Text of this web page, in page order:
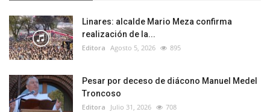
Linares: alcalde Mario Meza confirma
realización de la...
Editora Agosto 5, 2026 895
Pesar por deceso de diácono Manuel Medel
Troncoso
Editora Julio 31, 2026 708